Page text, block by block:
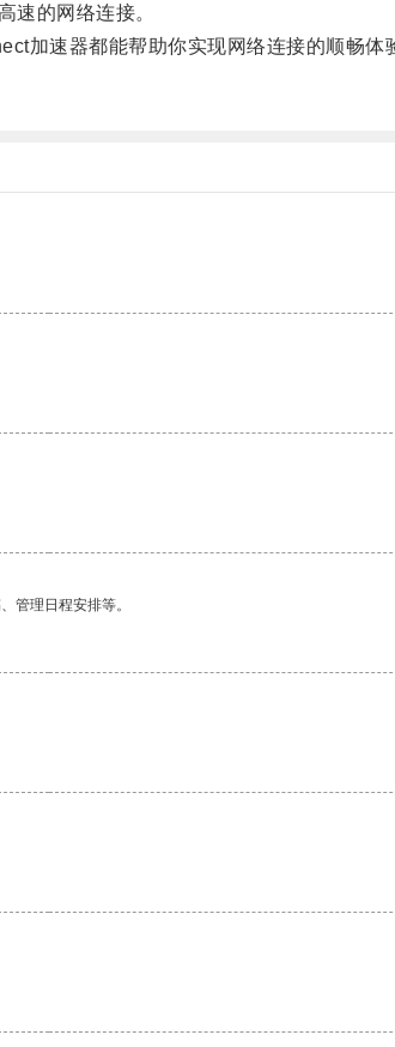
的网络连接。
速器都能帮助你实现网络连接的顺畅体
管理日程安排等。